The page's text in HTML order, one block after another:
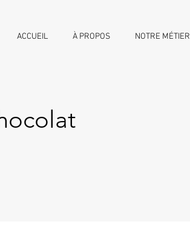
ACCUEIL À PROPOS NOTRE MÉTIER